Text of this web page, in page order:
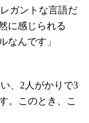
ガントな言語だ
に感じられる
なんです」
、2人がかりで3
。このとき、こ